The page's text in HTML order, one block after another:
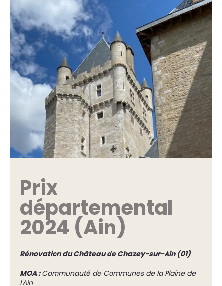
Prix
départemental
2024 (Ain)
Rénovation du Château de Chazey-sur-Ain (01)
MOA :Communauté de Communes de la Plaine de
l'Ain